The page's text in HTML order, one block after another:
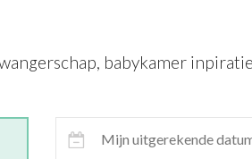
babykamer